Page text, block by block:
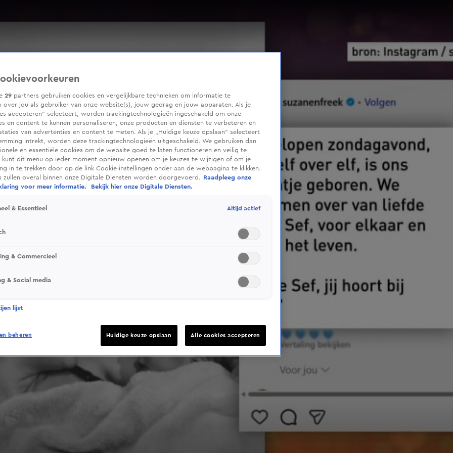
29 partners gebruiken cookies en vergelijkbare technieken om informatie te
over jou als gebruiker van onze website(s), jouw gedrag en jouw apparaten. Als je
accepteren” selecteert, worden trackingtechnologieën ingeschakeld om onze
en content te kunnen personaliseren, onze producten en diensten te verbeteren en
van advertenties en content te meten. Als je „Huidige keuze opslaan” selecteert
intrekt, worden deze trackingtechnologieën uitgeschakeld. We gebruiken dan
en essentiële cookies om de website goed te laten functioneren en veilig te
kunt dit menu op ieder moment opnieuw openen om je keuzes te wijzigen of om je
in te trekken door op de link Cookie-instellingen onder aan de webpagina te klikken.
zullen overal binnen onze Digitale Diensten worden doorgevoerd.
Raadpleeg onze
voor meer informatie.
Bekijk hier onze Digitale Diensten.
& Essentieel Altijd actief
& Commercieel
& Social media
lijst
beheren Huidige keuze opslaan Alle cookies accepteren